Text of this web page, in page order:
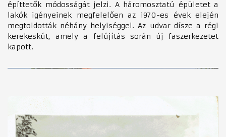
építtetők módosságát jelzi. A háromosztatú épületet a
lakók igényeinek megfelelően az 1970-es évek elején
megtoldották néhány helyiséggel. Az udvar dísze a régi
kerekeskút, amely a felújítás során új faszerkezetet
kapott.